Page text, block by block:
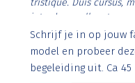
tristique. Duis cursus,
interdum nulla, ut
Aenean faucibus nibh
imperdiet. Nunc ut
Schrijf je in op jouw
model en probeer
begeleiding uit. Ca